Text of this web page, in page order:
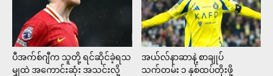
ပီအက်စ်ဂျီက သူတို့ ရင်ဆိုင်ခဲ့ရသ
မျှထဲ အကောင်းဆုံး အသင်းလို့
အယ်လ်နာဆာနဲ့ စာချုပ်
သက်တမ်း ၁ နှစ်ထပ်တိုးဖို့